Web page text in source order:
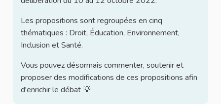
Les propositions sont regroupées en cinq
thématiques : Droit, Éducation, Environnement,
Inclusion et Santé.
Vous pouvez désormais commenter, soutenir et
proposer des modifications de ces propositions afin
d'enrichir le débat 💡